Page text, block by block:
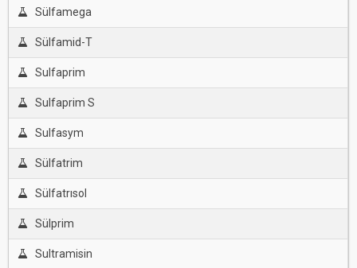
Sülfamega
Sülfamid-T
Sulfaprim
Sulfaprim S
Sulfasym
Sülfatrim
Sülfatrısol
Sülprim
Sultramisin